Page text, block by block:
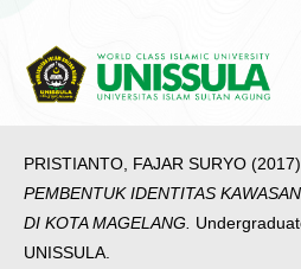
PRISTIANTO, FAJAR SURYO (2017)
PEMBENTUK IDENTITAS
DI KOTA MAGELANG.
UNISSULA.